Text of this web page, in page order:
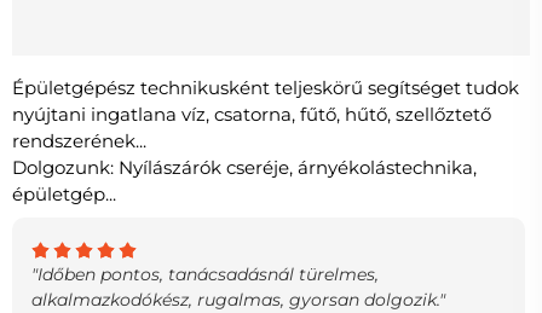
Épületgépész technikusként teljeskörű segítséget tudok
nyújtani ingatlana víz, csatorna, fűtő, hűtő, szellőztető
rendszerének...
Dolgozunk: Nyílászárók cseréje, árnyékolástechnika,
épületgép...
"Időben pontos, tanácsadásnál türelmes,
alkalmazkodókész, rugalmas, gyorsan dolgozik."